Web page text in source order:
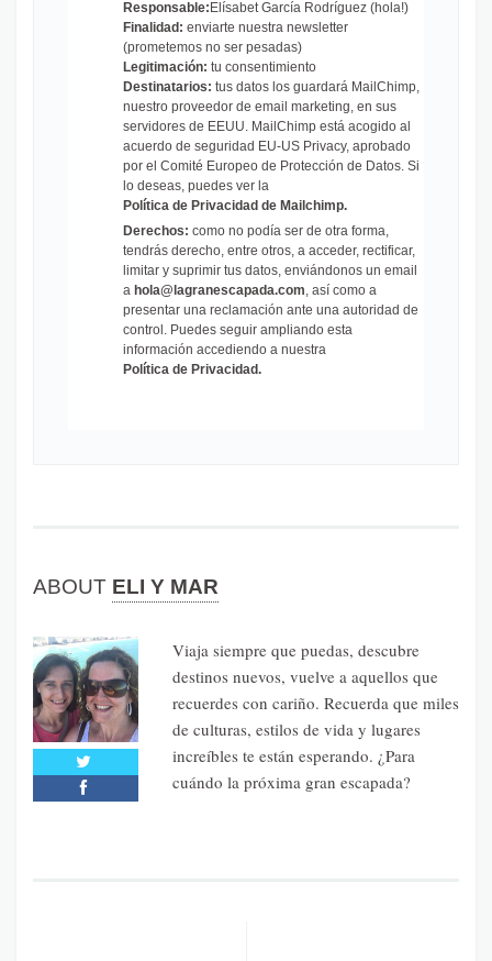
Responsable:Elísabet García Rodríguez (hola!)
Finalidad: enviarte nuestra newsletter
(prometemos no ser pesadas)
Legitimación: tu consentimiento
Destinatarios: tus datos los guardará MailChimp,
nuestro proveedor de email marketing, en sus
servidores de EEUU. MailChimp está acogido al
acuerdo de seguridad EU-US Privacy, aprobado
por el Comité Europeo de Protección de Datos. Si
lo deseas, puedes ver la
Política de Privacidad de Mailchimp.
Derechos: como no podía ser de otra forma,
tendrás derecho, entre otros, a acceder, rectificar,
limitar y suprimir tus datos, enviándonos un email
a hola@lagranescapada.com , así como a
presentar una reclamación ante una autoridad de
control. Puedes seguir ampliando esta
información accediendo a nuestra
Política de Privacidad.
ABOUT ELI Y MAR
Viaja siempre que puedas, descubre
destinos nuevos, vuelve a aquellos que
recuerdes con cariño. Recuerda que miles
de culturas, estilos de vida y lugares
increíbles te están esperando. ¿Para
cuándo la próxima gran escapada?